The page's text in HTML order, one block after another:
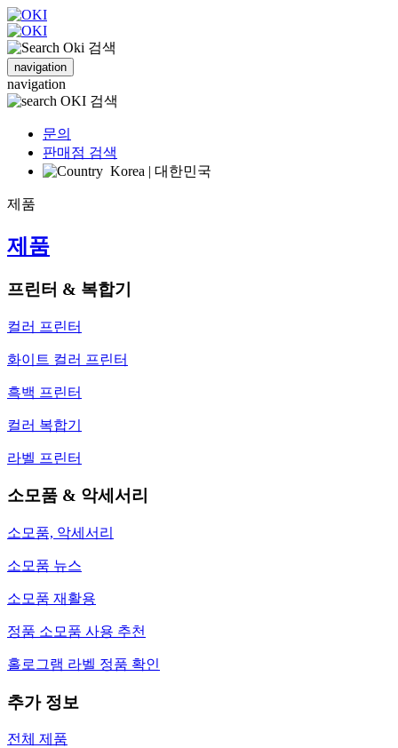
검색
navigation
navigation
검색
문의
판매점 검색
Korea | 대한민국
제품
제품
프린터 & 복합기
컬러 프린터
화이트 컬러 프린터
흑백 프린터
컬러 복합기
라벨 프린터
소모품 & 악세서리
소모품, 악세서리
소모품 뉴스
소모품 재활용
정품 소모품 사용 추천
홀로그램 라벨 정품 확인
추가 정보
전체 제품